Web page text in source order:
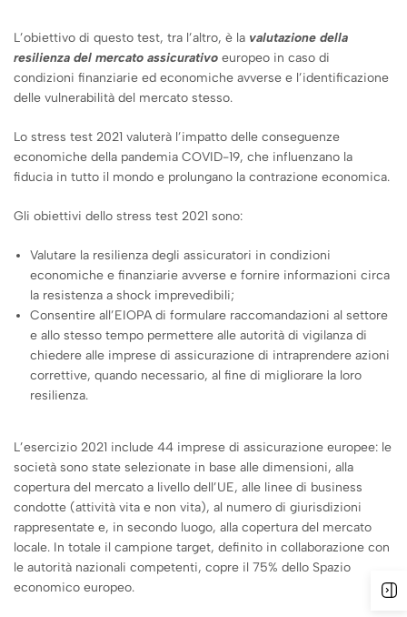
L’obiettivo di questo test, tra l’altro, è la valutazione della
resilienza del mercato assicurativo europeo in caso di
condizioni finanziarie ed economiche avverse e l’identificazione
delle vulnerabilità del mercato stesso.
Lo stress test 2021 valuterà l’impatto delle conseguenze
economiche della pandemia COVID-19, che influenzano la
fiducia in tutto il mondo e prolungano la contrazione economica.
Gli obiettivi dello stress test 2021 sono:
Valutare la resilienza degli assicuratori in condizioni
economiche e finanziarie avverse e fornire informazioni circa
la resistenza a shock imprevedibili;
Consentire all’EIOPA di formulare raccomandazioni al settore
e allo stesso tempo permettere alle autorità di vigilanza di
chiedere alle imprese di assicurazione di intraprendere azioni
correttive, quando necessario, al fine di migliorare la loro
resilienza.
L’esercizio 2021 include 44 imprese di assicurazione europee: le
società sono state selezionate in base alle dimensioni, alla
copertura del mercato a livello dell’UE, alle linee di business
condotte (attività vita e non vita), al numero di giurisdizioni
rappresentate e, in secondo luogo, alla copertura del mercato
locale. In totale il campione target, definito in collaborazione con
le autorità nazionali competenti, copre il 75% dello Spazio
economico europeo.